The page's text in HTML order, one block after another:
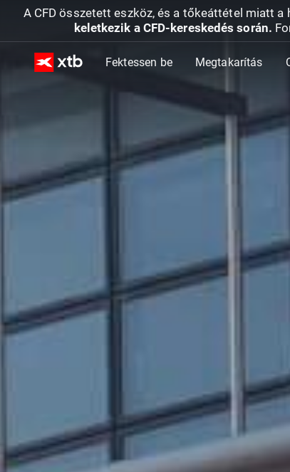
A CFD összetett eszköz, és a tőkeáttétel miatt
keletkezik a CFD-kereskedés során.
Fektessen be Megtakarítás